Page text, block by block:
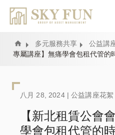
Home 多元服務共享 公益講
專屬講座】無痛學會包租代管的
八月 28, 2024 |公益講座花絮
【新北租賃公會
學會包租代管的